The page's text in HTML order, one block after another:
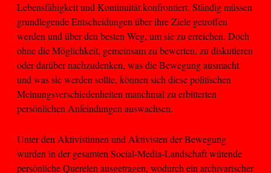
Lebensfähigkeit und Kontinuität konfrontiert. Ständig müssen
grundlegende Entscheidungen über ihre Ziele getroffen
werden und über den besten Weg, um sie zu erreichen. Doch
ohne die Möglichkeit, gemeinsam zu bewerten, zu diskutieren
oder darüber nachzudenken, was die Bewegung ausmacht
und was sie werden sollte, können sich diese politischen
Meinungsverschiedenheiten manchmal zu erbitterten
persönlichen Anfeindungen auswachsen.
Unter den Aktivistinnen und Aktivisten der Bewegung
wurden in der gesamten Social-Media-Landschaft wütende
persönliche Querelen ausgetragen, wodurch ein archivarischer